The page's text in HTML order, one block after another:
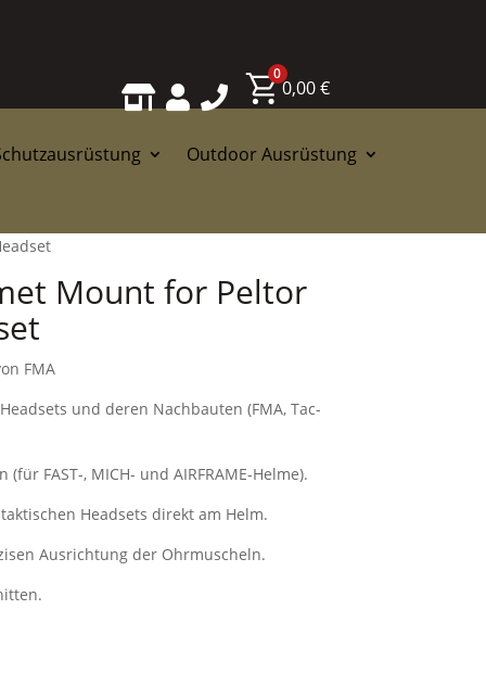
  
0
0,00€
Outdoor Ausrüstung
Mount for Peltor
FMA
und deren Nachbauten (FMA, Tac-
FAST-, MICH- und AIRFRAME-Helme).
Headsets direkt am Helm.
Ausrichtung der Ohrmuscheln.